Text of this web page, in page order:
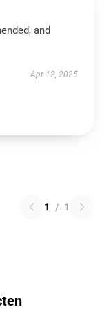
and
Apr 12, 2025
1 / 1